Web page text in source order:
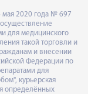
мая 2020 года № 697
для медицинского
такой торговли и
и внесении
Федерации по
для
курьерская
определённых